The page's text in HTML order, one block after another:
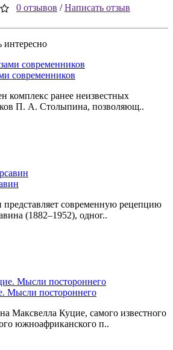
0 отзывов /Написать отзыв
современников
комплекс ранее неизвестных
П. А. Столыпина, позволяющ..
представляет современную рецепцию
(1882–1952), одног..
Мысли постороннего
Максвелла Куцие, самого известного
южноафриканского п..